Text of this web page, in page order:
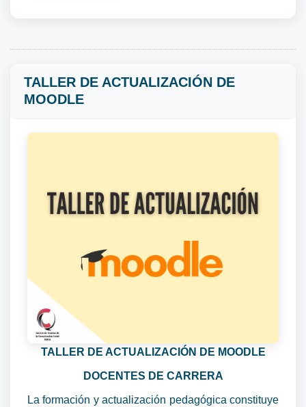
TALLER DE ACTUALIZACIÓN DE
MOODLE
TALLER DE ACTUALIZACIÓN DE MOODLE
DOCENTES DE CARRERA
La formación y actualización pedagógica constituye